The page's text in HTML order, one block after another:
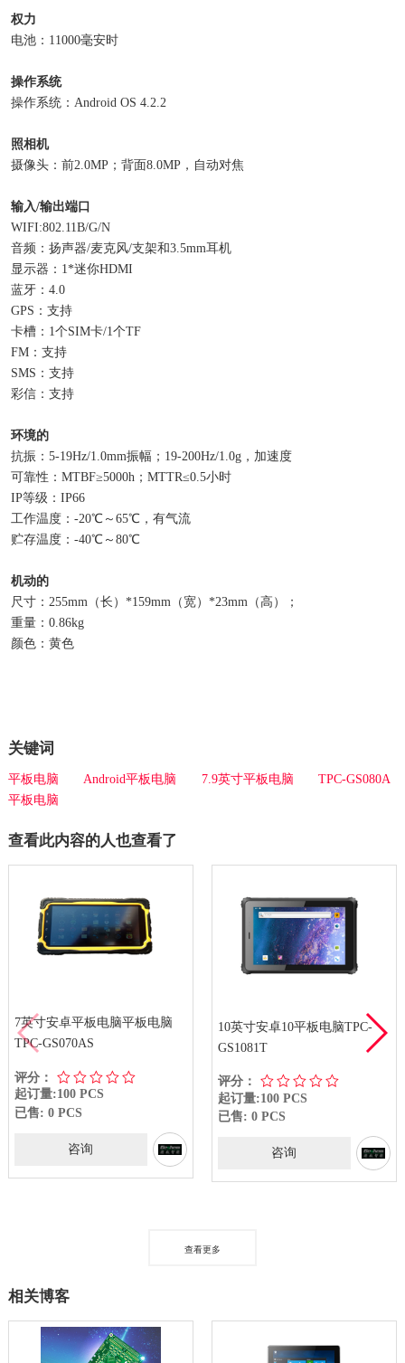
权力
电池：11000毫安时
操作系统
操作系统：Android OS 4.2.2
照相机
摄像头：前2.0MP；背面8.0MP，自动对焦
输入/输出端口
WIFI:802.11B/G/N
音频：扬声器/麦克风/支架和3.5mm耳机
显示器：1*迷你HDMI
蓝牙：4.0
GPS：支持
卡槽：1个SIM卡/1个TF
FM：支持
SMS：支持
彩信：支持
环境的
抗振：5-19Hz/1.0mm振幅；19-200Hz/1.0g，加速度
可靠性：MTBF≥5000h；MTTR≤0.5小时
IP等级：IP66
工作温度：-20℃～65℃，有气流
贮存温度：-40℃～80℃
机动的
尺寸：255mm（长）*159mm（宽）*23mm（高）；
重量：0.86kg
颜色：黄色
关键词
平板电脑 Android平板电脑 7.9英寸平板电脑
TPC-GS080A
平板电脑
查看此内容的人也查看了
7英寸安卓平板电脑平板电脑
TPC-GS070AS
评分：
起订量:100 PCS
已售: 0 PCS
咨询
10英寸安卓10平板电脑TPC-
GS1081T
评分：
起订量:100 PCS
已售: 0 PCS
咨询
查看更多
相关博客